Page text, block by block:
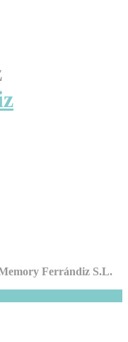
Ferrándiz S.L.